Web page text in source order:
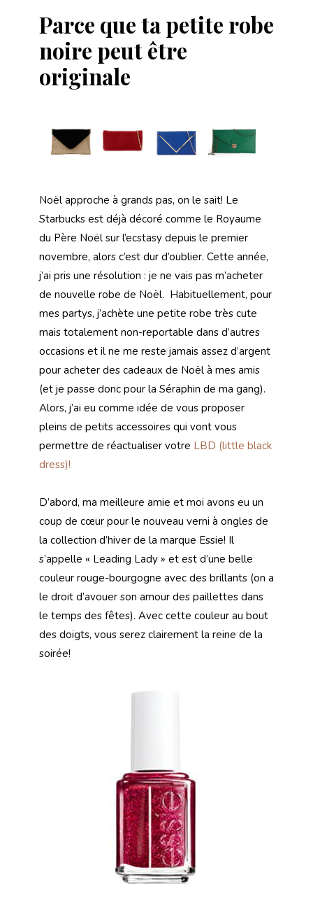
Parce que ta petite robe
noire peut être
originale
Noël approche à grands pas, on le sait! Le
Starbucks est déjà décoré comme le Royaume
du Père Noël sur l’ecstasy depuis le premier
novembre, alors c’est dur d’oublier. Cette année,
j’ai pris une résolution : je ne vais pas m’acheter
de nouvelle robe de Noël. Habituellement, pour
mes partys, j’achète une petite robe très cute
mais totalement non-reportable dans d’autres
occasions et il ne me reste jamais assez d’argent
pour acheter des cadeaux de Noël à mes amis
(et je passe donc pour la Séraphin de ma gang).
Alors, j’ai eu comme idée de vous proposer
pleins de petits accessoires qui vont vous
permettre de réactualiser votre LBD (little black
dress)!
D’abord, ma meilleure amie et moi avons eu un
coup de cœur pour le nouveau verni à ongles de
la collection d’hiver de la marque Essie! Il
s’appelle « Leading Lady » et est d’une belle
couleur rouge-bourgogne avec des brillants (on a
le droit d’avouer son amour des paillettes dans
le temps des fêtes). Avec cette couleur au bout
des doigts, vous serez clairement la reine de la
soirée!